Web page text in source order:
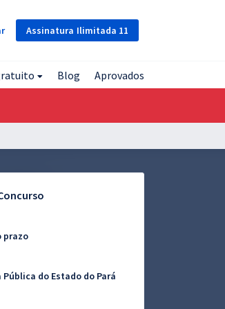
Assinatura Ilimitada 11
Blog Aprovados
prazo
Pública do Estado do Pará